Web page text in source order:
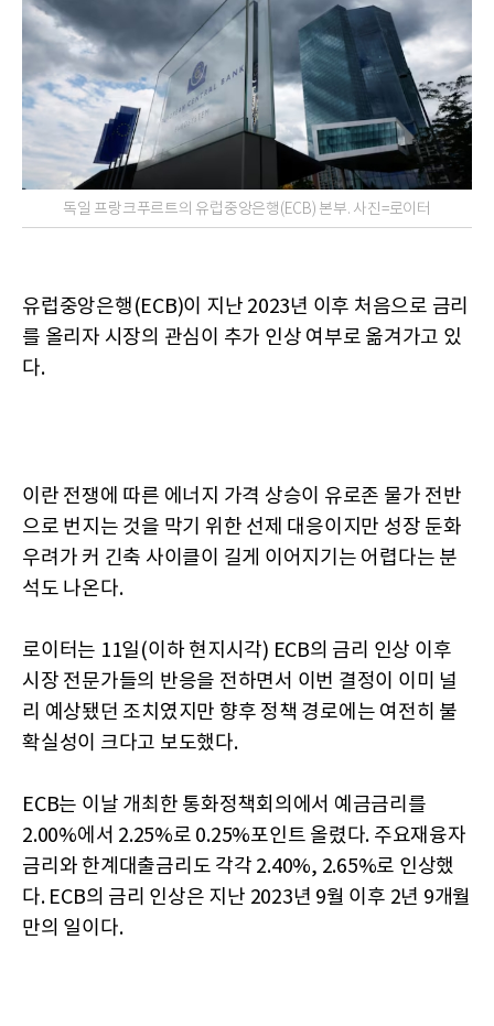
독일 프랑크푸르트의 유럽중앙은행(ECB) 본부. 사진=로이터
유럽중앙은행(ECB)이 지난 2023년 이후 처음으로 금리
를 올리자 시장의 관심이 추가 인상 여부로 옮겨가고 있
다.
이란 전쟁에 따른 에너지 가격 상승이 유로존 물가 전반
으로 번지는 것을 막기 위한 선제 대응이지만 성장 둔화
우려가 커 긴축 사이클이 길게 이어지기는 어렵다는 분
석도 나온다.
로이터는 11일(이하 현지시각) ECB의 금리 인상 이후
시장 전문가들의 반응을 전하면서 이번 결정이 이미 널
리 예상됐던 조치였지만 향후 정책 경로에는 여전히 불
확실성이 크다고 보도했다.
ECB는 이날 개최한 통화정책회의에서 예금금리를
2.00%에서 2.25%로 0.25%포인트 올렸다. 주요재융자
금리와 한계대출금리도 각각 2.40%, 2.65%로 인상했
다. ECB의 금리 인상은 지난 2023년 9월 이후 2년 9개월
만의 일이다.